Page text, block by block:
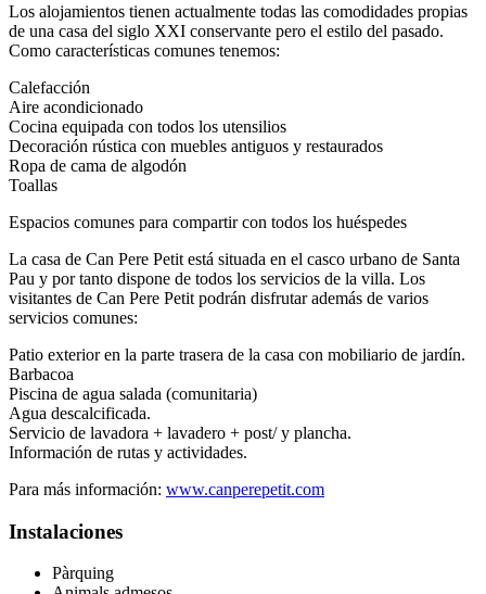
Los alojamientos tienen actualmente todas las comodidades propias
de una casa del siglo XXI conservante pero el estilo del pasado.
Como características comunes tenemos:
Calefacción
Aire acondicionado
Cocina equipada con todos los utensilios
Decoración rústica con muebles antiguos y restaurados
Ropa de cama de algodón
Toallas
Espacios comunes para compartir con todos los huéspedes
La casa de Can Pere Petit está situada en el casco urbano de Santa
Pau y por tanto dispone de todos los servicios de la villa. Los
visitantes de Can Pere Petit podrán disfrutar además de varios
servicios comunes:
Patio exterior en la parte trasera de la casa con mobiliario de jardín.
Barbacoa
Piscina de agua salada (comunitaria)
Agua descalcificada.
Servicio de lavadora + lavadero + post/ y plancha.
Información de rutas y actividades.
Para más información: www.canperepetit.com
Instalaciones
Pàrquing